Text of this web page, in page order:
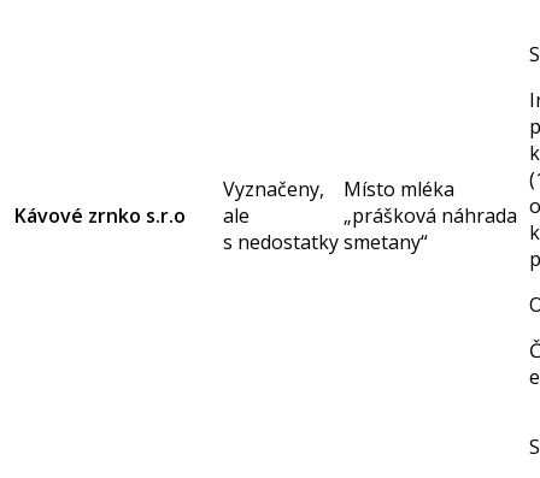
Kávové zrnko s.r.o
Vyznačeny,
ale
s nedostatky
Místo mléka
„prášková náhrada
smetany“